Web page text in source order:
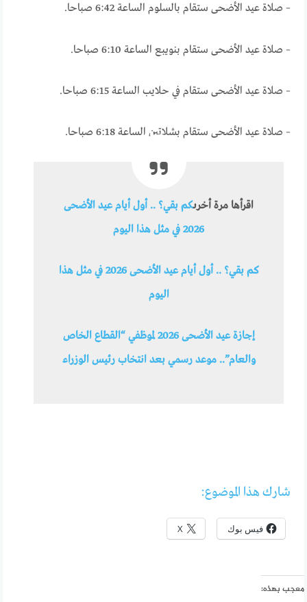
– صلاة عيد الأضحى ستقام بالسلوم الساعة 6:42 صباحا.
– صلاة عيد الأضحى ستقام بنويبع الساعة 6:10 صباحا.
– صلاة عيد الأضحى ستقام في حلايب الساعة 6:15 صباحا.
– صلاة عيد الأضحى ستقام بشلاتين الساعة 6:18 صباحا.
اقرأها مرة أخرىكم بقي؟ .. أول أيام عيد الأضحى
2026 في مثل هذا اليوم
كم بقي؟ .. أول أيام عيد الأضحى 2026 في مثل هذا
اليوم
إجازة عيد الأضحى 2026 لموظفي “القطاع الخاص
والعام”.. موعد رسمي بعد انتخاب رئيس الوزراء
شارك هذا الموضوع:
فيس بوك X
معجب بهذه: